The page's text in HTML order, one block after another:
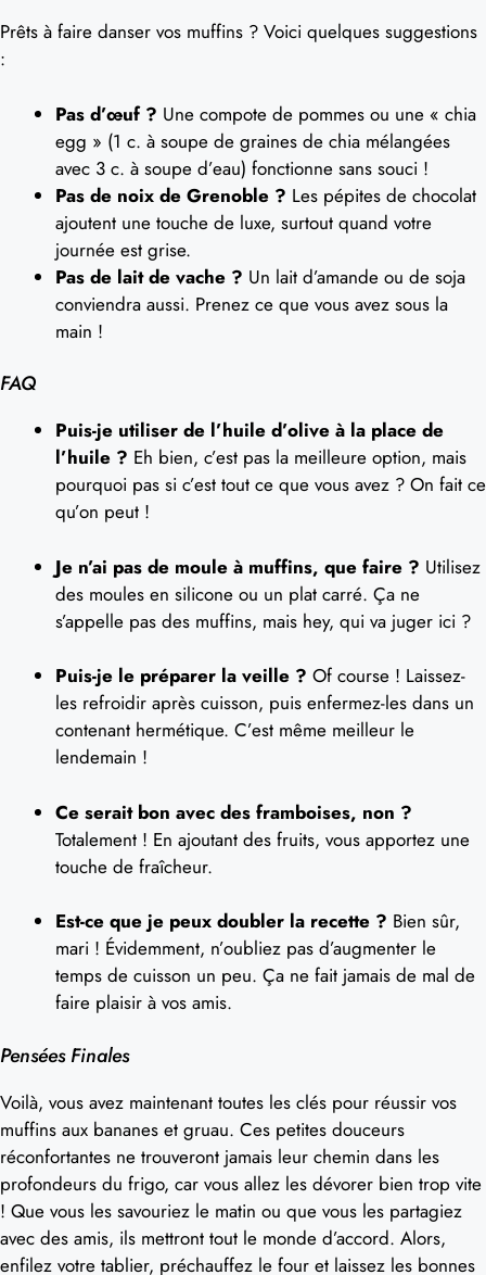
Prêts à faire danser vos muffins ? Voici quelques suggestions
:
Pas d’œuf ? Une compote de pommes ou une « chia
egg » (1 c. à soupe de graines de chia mélangées
avec 3 c. à soupe d’eau) fonctionne sans souci !
Pas de noix de Grenoble ? Les pépites de chocolat
ajoutent une touche de luxe, surtout quand votre
journée est grise.
Pas de lait de vache ? Un lait d’amande ou de soja
conviendra aussi. Prenez ce que vous avez sous la
main !
FAQ
Puis-je utiliser de l’huile d’olive à la place de
l’huile ? Eh bien, c’est pas la meilleure option, mais
pourquoi pas si c’est tout ce que vous avez ? On fait ce
qu’on peut !
Je n’ai pas de moule à muffins, que faire ? Utilisez
des moules en silicone ou un plat carré. Ça ne
s’appelle pas des muffins, mais hey, qui va juger ici ?
Puis-je le préparer la veille ? Of course ! Laissez-
les refroidir après cuisson, puis enfermez-les dans un
contenant hermétique. C’est même meilleur le
lendemain !
Ce serait bon avec des framboises, non ?
Totalement ! En ajoutant des fruits, vous apportez une
touche de fraîcheur.
Est-ce que je peux doubler la recette ? Bien sûr,
mari ! Évidemment, n’oubliez pas d’augmenter le
temps de cuisson un peu. Ça ne fait jamais de mal de
faire plaisir à vos amis.
Pensées Finales
Voilà, vous avez maintenant toutes les clés pour réussir vos
muffins aux bananes et gruau. Ces petites douceurs
réconfortantes ne trouveront jamais leur chemin dans les
profondeurs du frigo, car vous allez les dévorer bien trop vite
! Que vous les savouriez le matin ou que vous les partagiez
avec des amis, ils mettront tout le monde d’accord. Alors,
enfilez votre tablier, préchauffez le four et laissez les bonnes